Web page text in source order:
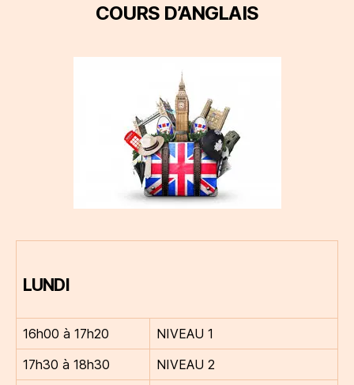
COURS D’ANGLAIS
LUNDI
16h00 à 17h20
NIVEAU 1
17h30 à 18h30
NIVEAU 2